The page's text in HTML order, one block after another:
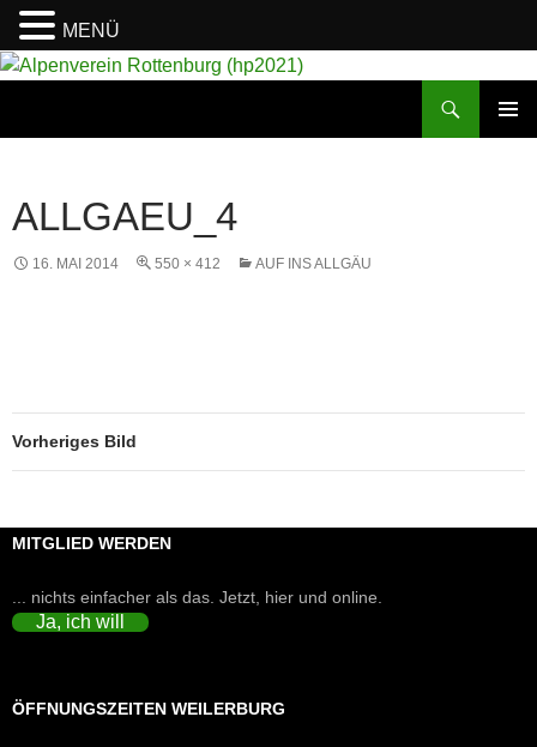
ALLGAEU_4
16. MAI 2014 550 × 412 AUF INS ALLGÄU
Vorheriges Bild
MITGLIED WERDEN
... nichts einfacher als das. Jetzt, hier und online.
Ja, ich will
ÖFFNUNGSZEITEN WEILERBURG
MENÜ